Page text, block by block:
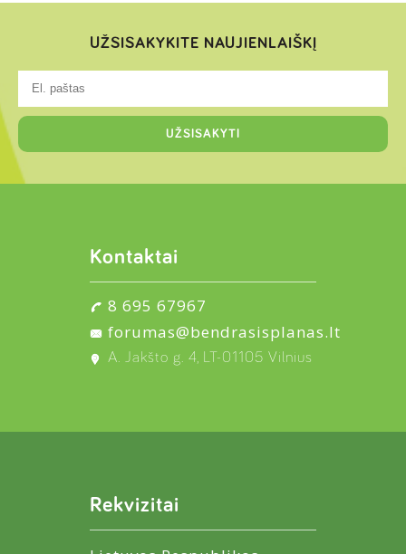
UŽSISAKYKITE NAUJIENLAIŠKĮ
Kontaktai
8 695 67967
forumas@bendrasisplanas.lt
A. Jakšto g. 4, LT-01105 Vilnius
Rekvizitai